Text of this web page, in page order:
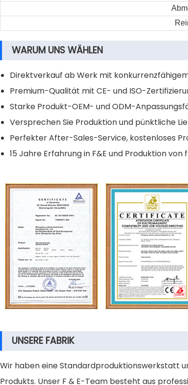
WARUM UNS WÄHLEN
Direktverkauf ab Werk mit
Premium-Qualität mit CE- und ISO-
Starke Produkt-OEM- und ODM-
Versprechen Sie Produktion und pünktliche
Perfekter After-Sales-Service, kostenloses
15 Jahre Erfahrung in F&E und Produktion
UNSERE FABRIK
Wir haben eine Standardproduktionswerkstatt
Produkts. Unser F & E-Team besteht aus